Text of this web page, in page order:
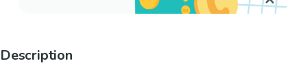
Description